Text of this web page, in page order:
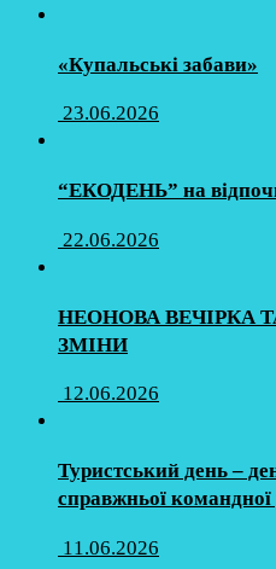
«Купальські забави»
23.06.2026
“ЕКОДЕНЬ” на
22.06.2026
НЕОНОВА ВЕЧІРКА
ЗМІНИ
12.06.2026
Туристський день –
справжньої командної
11.06.2026